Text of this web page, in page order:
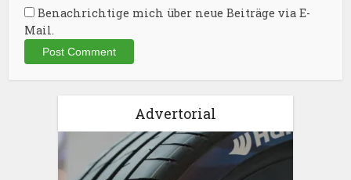
Benachrichtige mich über neue Beiträge via E-
Mail.
Advertorial